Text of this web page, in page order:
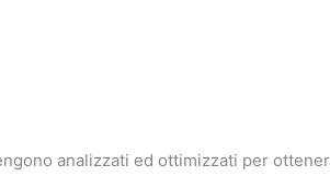
analizzati ed ottimizzati per